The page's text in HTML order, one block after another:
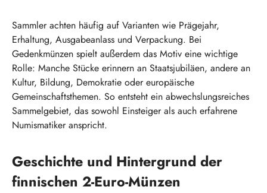
Sammler achten häufig auf Varianten wie Prägejahr,
Erhaltung, Ausgabeanlass und Verpackung. Bei
Gedenkmünzen spielt außerdem das Motiv eine wichtige
Rolle: Manche Stücke erinnern an Staatsjubiläen, andere an
Kultur, Bildung, Demokratie oder europäische
Gemeinschaftsthemen. So entsteht ein abwechslungsreiches
Sammelgebiet, das sowohl Einsteiger als auch erfahrene
Numismatiker anspricht.
Geschichte und Hintergrund der
finnischen 2-Euro-Münzen